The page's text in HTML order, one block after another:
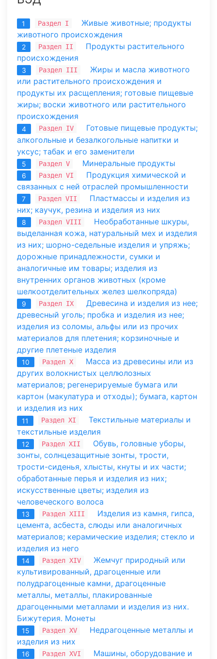
1 Раздел I
Живые животные; продукты
животного происхождения
2 Раздел II
Продукты растительного
происхождения
3 Раздел III
Жиры и масла животного
или растительного происхождения и
продукты их расщепления; готовые пищевые
жиры; воски животного или растительного
происхождения
4 Раздел IV
Готовые пищевые продукты;
алкогольные и безалкогольные напитки и
уксус; табак и его заменители
5 Раздел V Минеральные продукты
6 Раздел VI
Продукция химической и
связанных с ней отраслей промышленности
7 Раздел VII
Пластмассы и изделия из
них; каучук, резина и изделия из них
8 Раздел VIII
Необработанные шкуры,
выделанная кожа, натуральный мех и изделия
из них; шорно-седельные изделия и упряжь;
дорожные принадлежности, сумки и
аналогичные им товары; изделия из
внутренних органов животных (кроме
шелкоотделительных желез шелкопряда)
9 Раздел IX
Древесина и изделия из нее;
древесный уголь; пробка и изделия из нее;
изделия из соломы, альфы или из прочих
материалов для плетения; корзиночные и
другие плетеные изделия
10 Раздел X
Масса из древесины или из
других волокнистых целлюлозных
материалов; регенерируемые бумага или
картон (макулатура и отходы); бумага, картон
и изделия из них
11 Раздел XI
Текстильные материалы и
текстильные изделия
12 Раздел XII
Обувь, головные уборы,
зонты, солнцезащитные зонты, трости,
трости-сиденья, хлысты, кнуты и их части;
обработанные перья и изделия из них;
искусственные цветы; изделия из
человеческого волоса
13 Раздел XIII
Изделия из камня, гипса,
цемента, асбеста, слюды или аналогичных
материалов; керамические изделия; стекло и
изделия из него
14 Раздел XIV
Жемчуг природный или
культивированный, драгоценные или
полудрагоценные камни, драгоценные
металлы, металлы, плакированные
драгоценными металлами и изделия из них.
Бижутерия. Монеты
15 Раздел XV
Недрагоценные металлы и
изделия из них
16 Раздел XVI
Машины, оборудование и